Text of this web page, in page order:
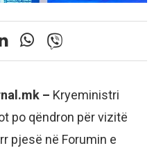
– Kryeministri
po qëndron për vizitë
pjesë në Forumin e